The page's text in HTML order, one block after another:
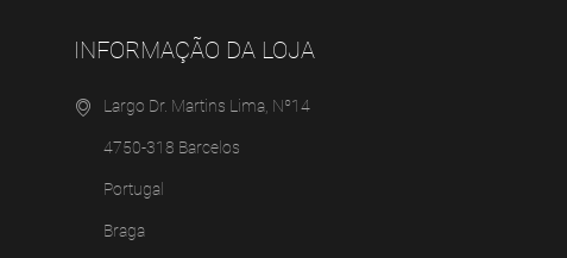
INFORMAÇÃO DA LOJA
Largo Dr. Martins Lima, Nº14
4750-318 Barcelos
Portugal
Braga